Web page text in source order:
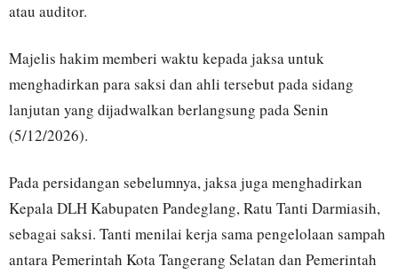
atau auditor.
Majelis hakim memberi waktu kepada jaksa untuk
menghadirkan para saksi dan ahli tersebut pada sidang
lanjutan yang dijadwalkan berlangsung pada Senin
(5/12/2026).
Pada persidangan sebelumnya, jaksa juga menghadirkan
Kepala DLH Kabupaten Pandeglang, Ratu Tanti Darmiasih,
sebagai saksi. Tanti menilai kerja sama pengelolaan sampah
antara Pemerintah Kota Tangerang Selatan dan Pemerintah